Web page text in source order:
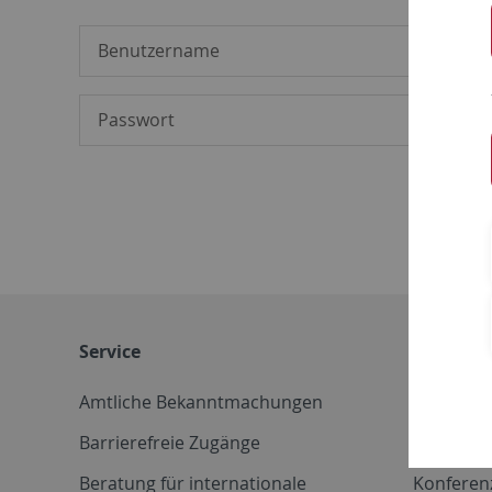
Service
Amtliche Bekanntmachungen
Barrierefreie Zugänge
Beratung für internationale